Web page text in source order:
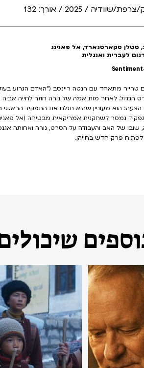
/ 2025 / אורך: 132
סטלן סקארסגארד, אל פאנינג
לעברית ואנגלית
טרייר מתאחד עם רנטה ריינסב ("האדם הגרוע
הגדול. לאחר מות אִמה של נורה חוזר לחייה
הוא מעוניין שהיא תגלם את התפקיד הראשי
נמסר לשחקנית אמריקאית מבטיחה (אל
שובו של האב והעבודה על הסרט, נורה ואחותה
פרק חדש בחייהן.